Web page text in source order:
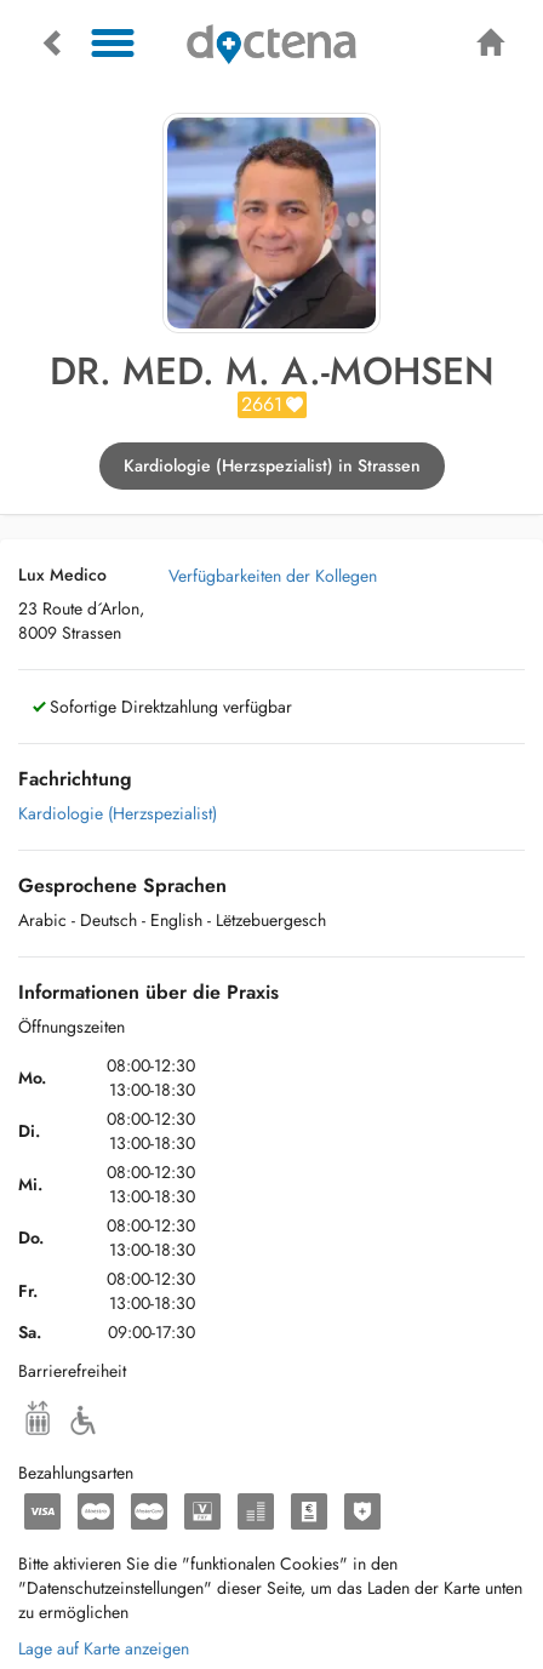
DR. MED. M. A.-MOHSEN
2661
Kardiologie (Herzspezialist) in Strassen
Lux Medico
23 Route d´Arlon,
8009 Strassen
Verfügbarkeiten der Kollegen
Sofortige Direktzahlung verfügbar
Fachrichtung
Kardiologie (Herzspezialist)
Gesprochene Sprachen
Arabic - Deutsch - English - Lëtzebuergesch
Informationen über die Praxis
Öffnungszeiten
Mo.
08:00-12:30
13:00-18:30
Di.
08:00-12:30
13:00-18:30
Mi.
08:00-12:30
13:00-18:30
Do.
08:00-12:30
13:00-18:30
Fr.
08:00-12:30
13:00-18:30
Sa.
09:00-17:30
Barrierefreiheit
Bezahlungsarten
Bitte aktivieren Sie die "funktionalen Cookies" in den
"Datenschutzeinstellungen" dieser Seite, um das Laden der Karte unten
zu ermöglichen
Lage auf Karte anzeigen